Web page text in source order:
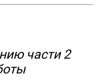
части 2